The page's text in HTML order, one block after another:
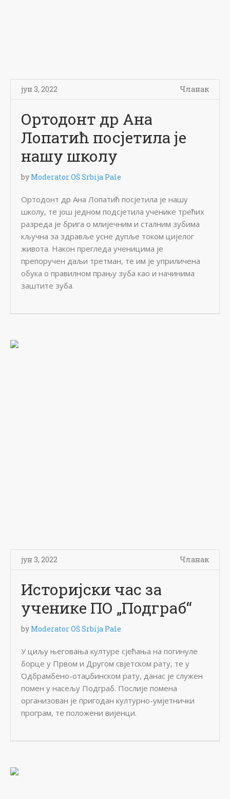
јун 3, 2022 Чланак
Ортодонт др Ана
Лопатић посјетила је
нашу школу
by Moderator OŠ Srbija Pale
Ортодонт др Ана Лопатић посјетила је нашу
школу, те још једном подсјетила ученике трећих
разреда је брига о млијечним и сталним зубима
кључна за здравље усне дупље током цијелог
живота. Након прегледа ученицима је
препоручен даљи третман, те им је уприличена
обука о правилном прању зуба као и начинима
заштите зуба.
јун 3, 2022 Чланак
Историјски час за
ученике ПО „Подграб“
by Moderator OŠ Srbija Pale
У циљу његовања културе сјећања на погинуле
борце у Првом и Другом свјетском рату, те у
Одбрамбено-отаџбинском рату, данас је служен
помен у насељу Подграб. Послије помена
организован је пригодан културно-умјетнички
програм, те положени вијенци.